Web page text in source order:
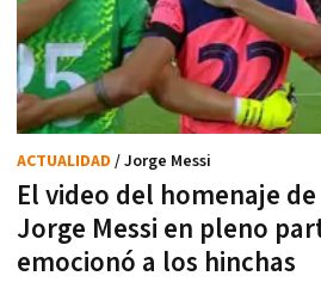
El video del homenaje
Jorge Messi en pleno
emocionó a los hinchas
ACTUALIDAD / Jorge Messi